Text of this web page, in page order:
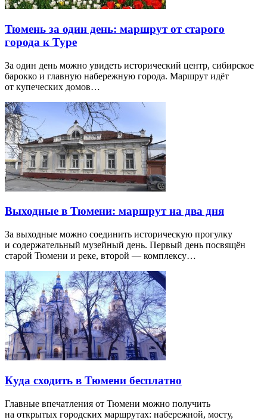
Тюмень за один день: маршрут от старого
города к Туре
За один день можно увидеть исторический центр, сибирское
барокко и главную набережную города. Маршрут идёт
от купеческих домов…
Выходные в Тюмени: маршрут на два дня
За выходные можно соединить историческую прогулку
и содержательный музейный день. Первый день посвящён
старой Тюмени и реке, второй — комплексу…
Куда сходить в Тюмени бесплатно
Главные впечатления от Тюмени можно получить
на открытых городских маршрутах: набережной, мосту,